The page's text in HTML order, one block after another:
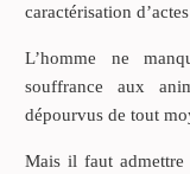
caractérisation
L’homme ne
souffrance aux
dépourvus de tout
Mais il faut admettre